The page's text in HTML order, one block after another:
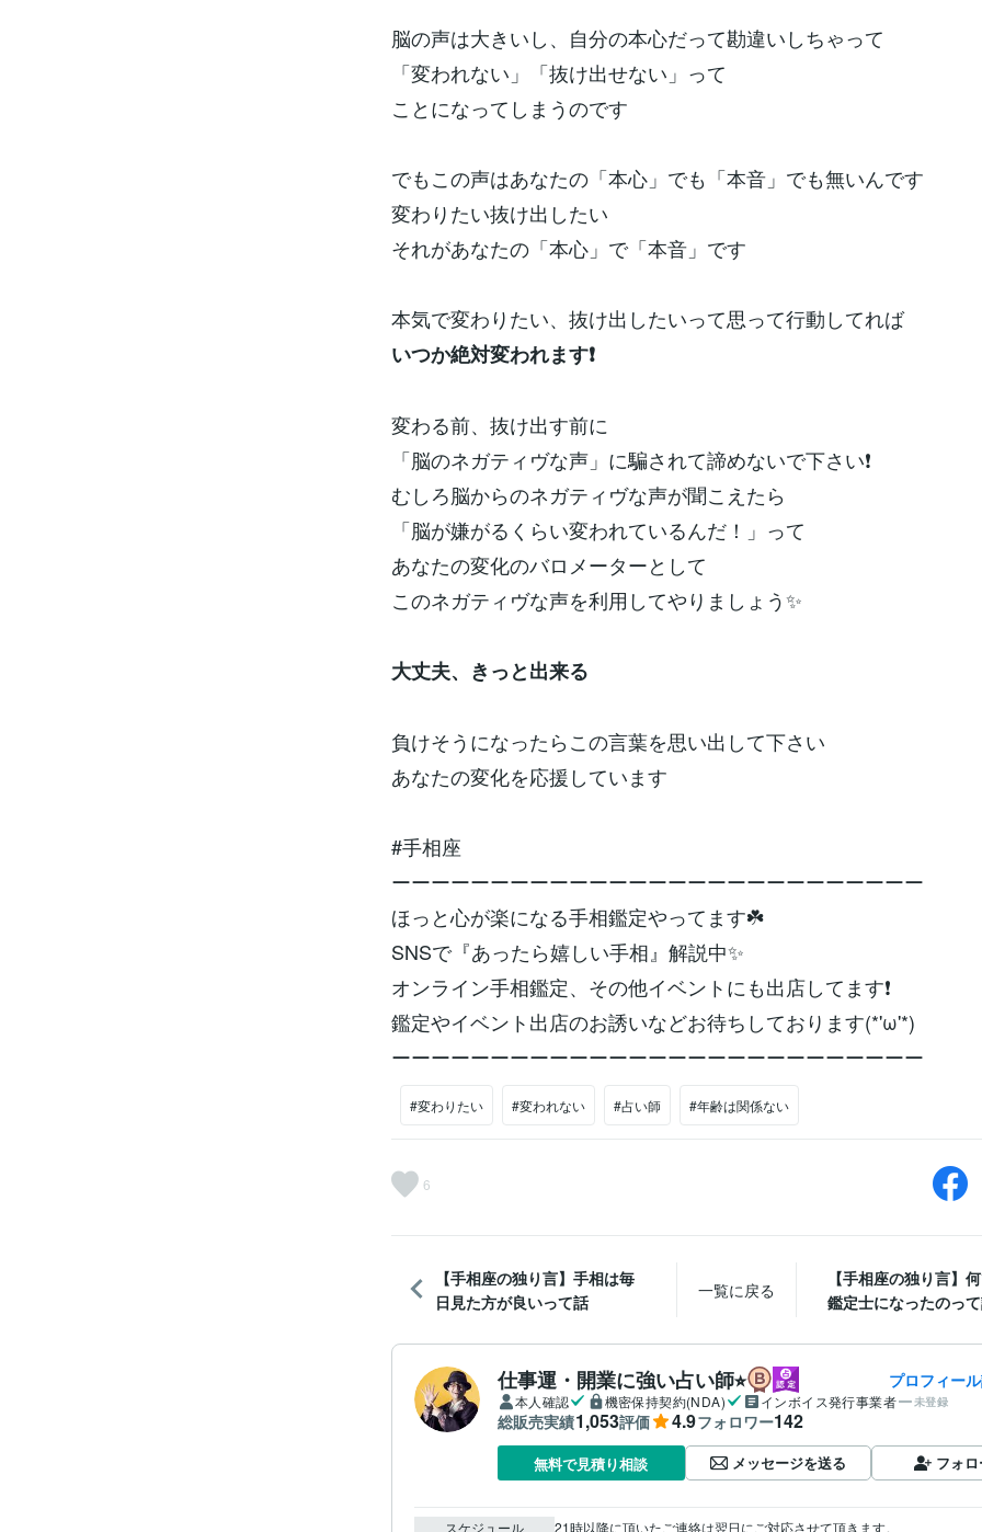
脳の声は大きいし、自分の本心だって勘違いしちゃって
「変われない」「抜け出せない」って
ことになってしまうのです
でもこの声はあなたの「本心」でも「本音」でも無いんです
変わりたい抜け出したい
それがあなたの「本心」で「本音」です
本気で変わりたい、抜け出したいって思って行動してれば
いつか絶対変われます❗️
変わる前、抜け出す前に
「脳のネガティヴな声」に騙されて諦めないで下さい❗️
むしろ脳からのネガティヴな声が聞こえたら
「脳が嫌がるくらい変われているんだ！」って
あなたの変化のバロメーターとして
このネガティヴな声を利用してやりましょう✨
大丈夫、きっと出来る
負けそうになったらこの言葉を思い出して下さい
あなたの変化を応援しています
#手相座
ーーーーーーーーーーーーーーーーーーーーーーーーーーー
ほっと心が楽になる手相鑑定やってます☘️
SNSで『あったら嬉しい手相』解説中✨
オンライン手相鑑定、その他イベントにも出店してます❗️
鑑定やイベント出店のお誘いなどお待ちしております(*'ω'*)
ーーーーーーーーーーーーーーーーーーーーーーーーーーー
#変わりたい #変われない #占い師 #年齢は関係ない
6
【手相座の独り言】手相は毎
日見た方が良いって話
一覧に戻る
【手相座の独り言】
鑑定士になったのっ
仕事運・開業に強い占い師⭐︎ プロフィー
本人確認 機密保持契約(NDA) インボイス発行事業者 未登録
総販売実績1,053評価 4.9フォロワー142
無料で見積り相談 メッセージを送る フォ
スケジュール 21時以降に頂いたご連絡は翌日にご対応させて頂きます。